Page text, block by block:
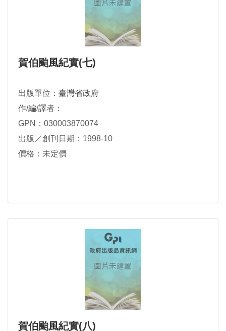
賀伯颱風紀實(七)
出版單位： 臺灣省政府
作/編/譯者：
GPN：030003870074
出版／創刊日期：1998-10
價格：未定價
賀伯颱風紀實(八)